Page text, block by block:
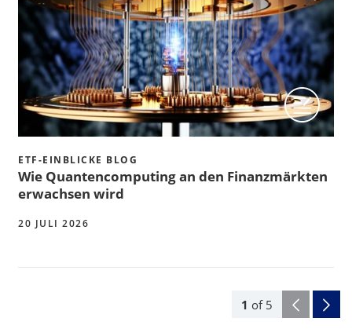
1 of 5
ETF-EINBLICKE BLOG
Wie Quantencomputing an den Finanzmärkten
erwachsen wird
20 JULI 2026